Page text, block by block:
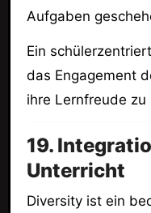
Aufgaben
Ein
das Engagement
ihre Lernfreude zu
19.
Unterricht
Diversity ist ein